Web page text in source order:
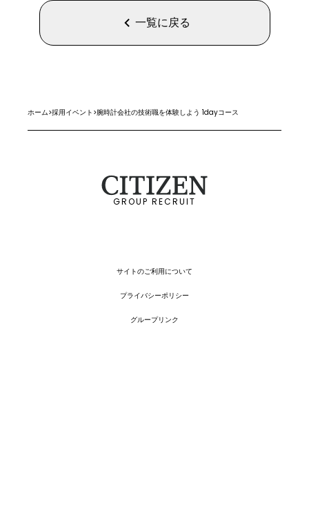
一覧に戻る
ホーム>採用イベント >腕時計会社の技術職を体験しよう 1dayコース
GROUP RECRUIT
サイトのご利用について
プライバシーポリシー
グループリンク